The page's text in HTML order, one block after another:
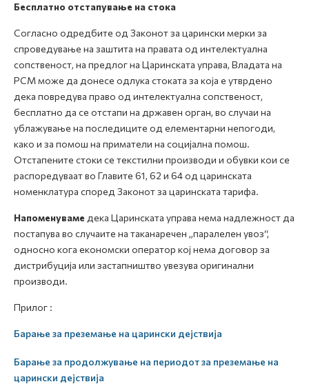
Бесплатно отстапување на стока
Согласно одредбите од Законот за царински мерки за
спроведување на заштита на правата од интелектуална
сопственост, на предлог на Царинската управа, Владата на
РСМ може да донесе одлука стоката за која е утврдено
дека повредува право од интелектуална сопственост,
бесплатно да се отстапи на државен орган, во случаи на
ублажување на последиците од елементарни непогоди,
како и за помош на приматели на социјална помош.
Oтстапените стоки се текстилни производи и обувки кои се
распоредуваат во Главите 61, 62 и 64 од царинската
номенклатура според Законот за царинската тарифа.
Напоменуваме дека Царинската управа нема надлежност да
постапува во случаите на таканаречен „паралелен увоз“,
односно кога економски оператор кој нема договор за
дистрибуција или застапништво увезува оригинални
производи.
Прилог :
Барање за преземање на царински дејствија
Барање за продолжување на периодот за преземање на
царински дејствија